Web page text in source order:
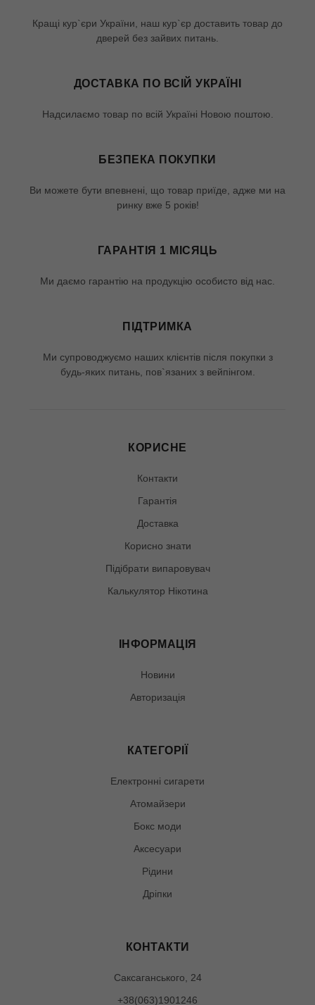
Кращі кур`єри України, наш кур`єр доставить товар до
дверей без зайвих питань.
ДОСТАВКА ПО ВСІЙ УКРАЇНІ
Надсилаємо товар по всій Україні Новою поштою.
БЕЗПЕКА ПОКУПКИ
Ви можете бути впевнені, що товар приїде, адже ми на
ринку вже 5 років!
ГАРАНТІЯ 1 МІСЯЦЬ
Ми даємо гарантію на продукцію особисто від нас.
ПІДТРИМКА
Ми супроводжуємо наших клієнтів після покупки з
будь-яких питань, пов`язаних з вейпінгом.
КОРИСНЕ
Контакти
Гарантія
Доставка
Корисно знати
Підібрати випаровувач
Калькулятор Нікотина
ІНФОРМАЦІЯ
Новини
Авторизація
КАТЕГОРІЇ
Електронні сигарети
Атомайзери
Бокс моди
Аксесуари
Рідини
Дріпки
КОНТАКТИ
Саксаганського, 24
+38(063)1901246